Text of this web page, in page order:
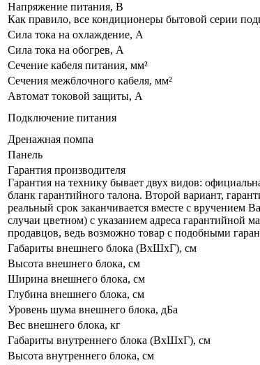
Напряжение питания, В
Как правило, все кондиционеры бытовой серии
Сила тока на охлаждение, А
Сила тока на обогрев, А
Сечение кабеля питания, мм²
Сечения межблочного кабеля, мм²
Автомат токовой защиты, A
Подключение питания
Дренажная помпа
Панель
Гарантия производителя
Гарантия на технику бывает двух видов:
бланк гарантийного талона. Второй вариант,
реальный срок заканчивается вместе с вручением
случаи цветном) с указанием адреса гарантийной
продавцов, ведь возможно товар с подобными
Габариты внешнего блока (ВхШхГ), см
Высота внешнего блока, см
Ширина внешнего блока, см
Глубина внешнего блока, см
Уровень шума внешнего блока, дБа
Вес внешнего блока, кг
Габариты внутреннего блока (ВхШхГ), см
Высота внутреннего блока, см